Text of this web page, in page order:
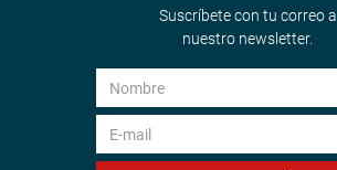
Suscríbete con tu correo a
nuestro newsletter.